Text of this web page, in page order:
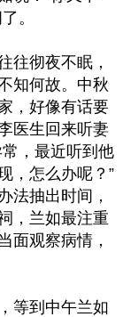
。
往彻夜不眠，
知何故。中秋
，好像有话要
医生回来听妻
，最近听到他
，怎么办呢？”
法抽出时间，
，兰如最注重
面观察病情，
等到中午兰如